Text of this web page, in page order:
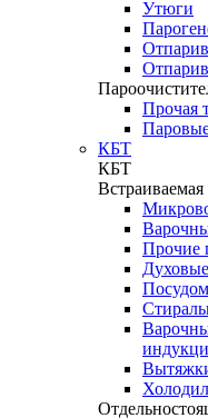
Утюги
Прочая
КБТ
КБТ
Встраиваемая
Прочие